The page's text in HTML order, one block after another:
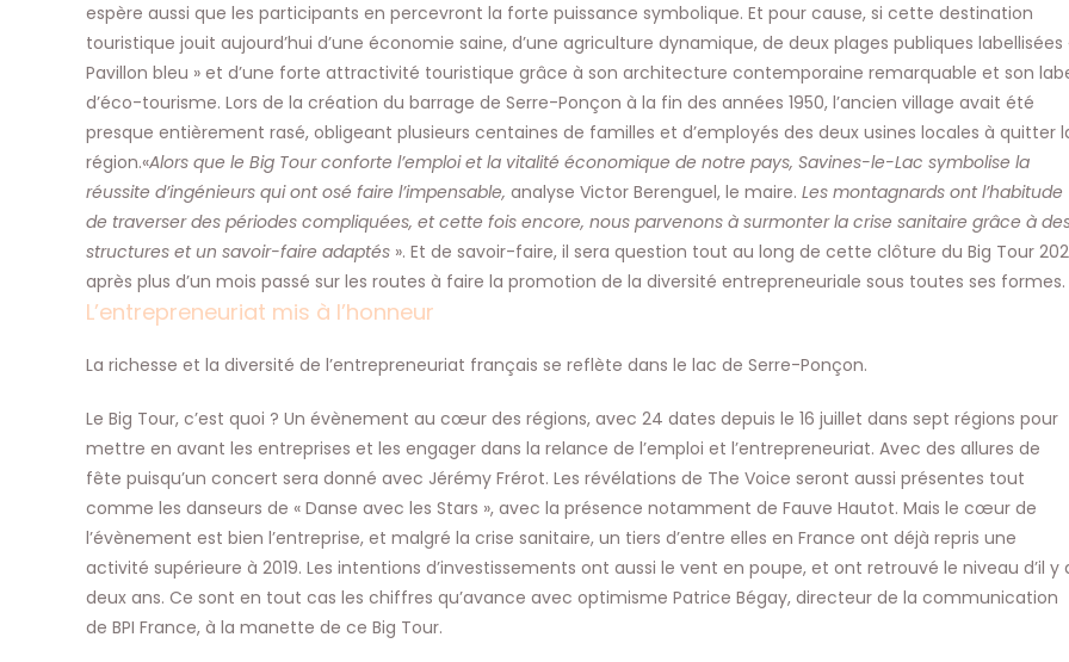
espère aussi que les participants en percevront la forte puissance symbolique. Et pour cause, si cette destination
touristique jouit aujourd’hui d’une économie saine, d’une agriculture dynamique, de deux plages publiques labellisées
Pavillon bleu » et d’une forte attractivité touristique grâce à son architecture contemporaine remarquable et son
d’éco-tourisme. Lors de la création du barrage de Serre-Ponçon à la fin des années 1950, l’ancien village avait été
presque entièrement rasé, obligeant plusieurs centaines de familles et d’employés des deux usines locales à quitter
région.«Alors que le Big Tour conforte l’emploi et la vitalité économique de notre pays, Savines-le-Lac symbolise la
réussite d’ingénieurs qui ont osé faire l’impensable, analyse Victor Berenguel, le maire. Les montagnards ont l’habitude
de traverser des périodes compliquées, et cette fois encore, nous parvenons à surmonter la crise sanitaire grâce à
structures et un savoir-faire adaptés ». Et de savoir-faire, il sera question tout au long de cette clôture du Big Tour
après plus d’un mois passé sur les routes à faire la promotion de la diversité entrepreneuriale sous toutes ses formes.
L’entrepreneuriat mis à l’honneur
La richesse et la diversité de l’entrepreneuriat français se reflète dans le lac de Serre-Ponçon.
Le Big Tour, c’est quoi ? Un évènement au cœur des régions, avec 24 dates depuis le 16 juillet dans sept régions pour
mettre en avant les entreprises et les engager dans la relance de l’emploi et l’entrepreneuriat. Avec des allures de
fête puisqu’un concert sera donné avec Jérémy Frérot. Les révélations de The Voice seront aussi présentes tout
comme les danseurs de « Danse avec les Stars », avec la présence notamment de Fauve Hautot. Mais le cœur de
l’évènement est bien l’entreprise, et malgré la crise sanitaire, un tiers d’entre elles en France ont déjà repris une
activité supérieure à 2019. Les intentions d’investissements ont aussi le vent en poupe, et ont retrouvé le niveau d’il y
deux ans. Ce sont en tout cas les chiffres qu’avance avec optimisme Patrice Bégay, directeur de la communication
de BPI France, à la manette de ce Big Tour.